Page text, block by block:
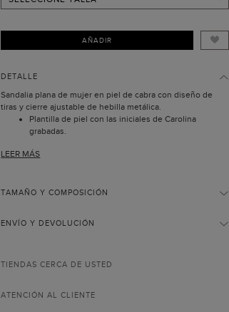
AÑADIR
DETALLE
Sandalia plana de mujer en piel de cabra con diseño de
tiras y cierre ajustable de hebilla metálica.
Plantilla de piel con las iniciales de Carolina
grabadas.
Incluye bolsa guardapolvo.
LEER MÁS
TAMAÑO Y COMPOSICIÓN
ENVÍO Y DEVOLUCIÓN
TIENDAS CERCA DE USTED
ATENCIÓN AL CLIENTE